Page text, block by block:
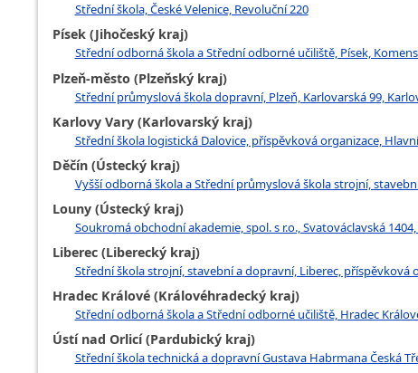
Střední škola, České Velenice, Revoluční 220
Písek (Jihočeský kraj)
Střední odborná škola a Střední odborné učiliště, Písek,
Plzeň-město (Plzeňský kraj)
Střední průmyslová škola dopravní, Plzeň, Karlovarská 99,
Karlovy Vary (Karlovarský kraj)
Střední škola logistická Dalovice, příspěvková organizace,
Děčín (Ústecký kraj)
Vyšší odborná škola a Střední průmyslová škola strojní,
Louny (Ústecký kraj)
Soukromá obchodní akademie, spol. s r.o., Svatováclavská
Liberec (Liberecký kraj)
Střední škola strojní, stavební a dopravní, Liberec, příspěvková
Hradec Králové (Královéhradecký kraj)
Střední odborná škola a Střední odborné učiliště, Hradec
Ústí nad Orlicí (Pardubický kraj)
Střední škola technická a dopravní Gustava Habrmana Česká